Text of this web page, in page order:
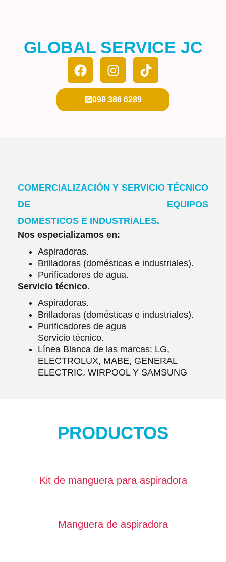
GLOBAL SERVICE JC
098 386 6289
COMERCIALIZACIÓN Y SERVICIO TÉCNICO
DE EQUIPOS
DOMESTICOS E INDUSTRIALES.
Nos especializamos en:
Aspiradoras.
Brilladoras (domésticas e industriales).
Purificadores de agua.
Servicio técnico.
Aspiradoras.
Brilladoras (domésticas e industriales).
Purificadores de agua
Servicio técnico.
Línea Blanca de las marcas: LG,
ELECTROLUX, MABE, GENERAL
ELECTRIC, WIRPOOL Y SAMSUNG
PRODUCTOS
Kit de manguera para aspiradora
Manguera de aspiradora